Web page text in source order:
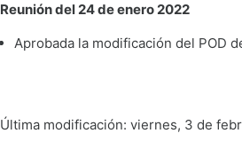
Reunión del 24 de enero 2022
Aprobada la modificación del POD
Última modificación: viernes, 3 de